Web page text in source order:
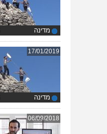
מדינה
17/01/2019
מדינה
06/09/2018